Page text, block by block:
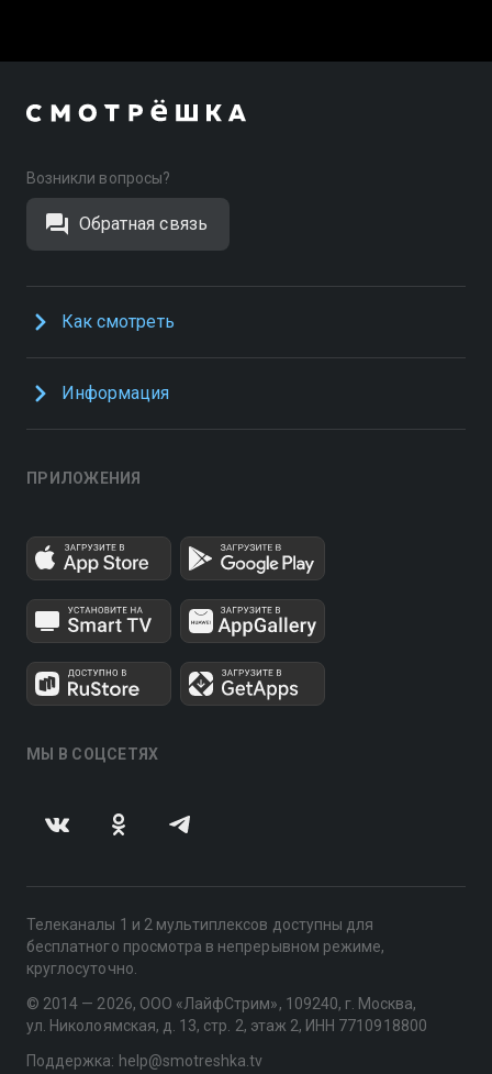
Возникли вопросы?
Обратная связь
Как смотреть
Информация
ПРИЛОЖЕНИЯ
МЫ В СОЦСЕТЯХ
Телеканалы 1 и 2 мультиплексов доступны для
бесплатного просмотра в непрерывном режиме,
круглосуточно.
© 2014 — 2026, ООО «ЛайфСтрим», 109240, г. Москва,
ул. Николоямская, д. 13, стр. 2, этаж 2, ИНН 7710918800
Поддержка: help@smotreshka.tv